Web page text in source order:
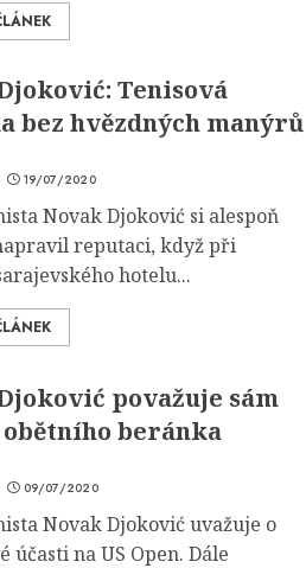
Tenisová
bez hvězdných manýrů
19/07/2020
Novak Djoković si alespoň
reputaci, když při
hotelu...
považuje sám
obětního beránka
09/07/2020
Novak Djoković uvažuje o
účasti na US Open. Dále